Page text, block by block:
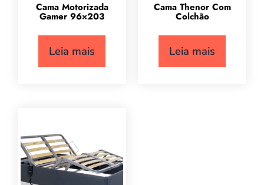
Cama Motorizada
Gamer 96×203
Leia mais
Cama Thenor Com
Colchão
Leia mais